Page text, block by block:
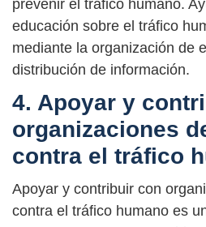
prevenir el tráfico humano.
educación sobre el tráfico
mediante la organización de
distribución de información.
4. Apoyar y
organizaciones
contra el tráfico
Apoyar y contribuir con
contra el tráfico humano es